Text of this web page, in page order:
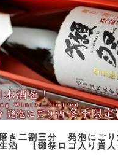
き二割三分 発泡にご
酒 【獺祭ロゴ入り貴人